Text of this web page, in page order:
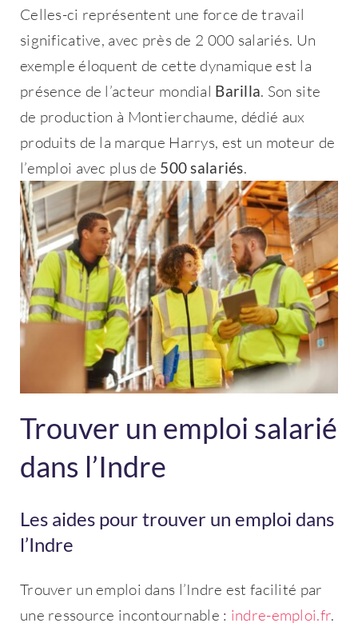
Celles-ci représentent une force de travail
significative, avec près de 2 000 salariés. Un
exemple éloquent de cette dynamique est la
présence de l’acteur mondial Barilla. Son site
de production à Montierchaume, dédié aux
produits de la marque Harrys, est un moteur de
l’emploi avec plus de 500 salariés.
Trouver un emploi salarié
dans l’Indre
Les aides pour trouver un emploi dans
l’Indre
Trouver un emploi dans l’Indre est facilité par
une ressource incontournable : indre-emploi.fr.